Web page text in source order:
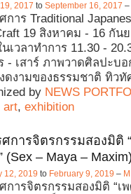
2017 to September 16, 2017 –
การ Traditional
19 สิงหาคม - 16 กัน
นเวลาทำการ 11.30 -
- เสาร์ ภาพวาดศิลปะบอ
ดงามของธรรมชาติ ทิว
by NEWS
art, exhibition
การจิตรกรรมสองมิติ
(Sex – Maya –
12, 2019 to February 9, 2019 –
การจิตรกรรมสองมิติ “เ